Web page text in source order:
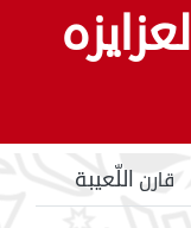
قارن اللّعيبة